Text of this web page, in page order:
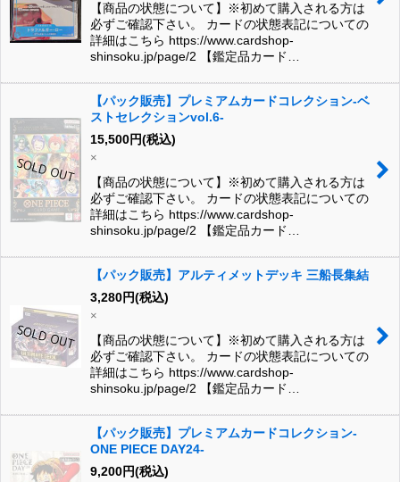
【商品の状態について】※初めて購入される方は
必ずご確認下さい。 カードの状態表記についての
詳細はこちら https://www.cardshop-
shinsoku.jp/page/2 【鑑定品カード…
【パック販売】プレミアムカードコレクション-ベ
ストセレクションvol.6-
15,500円(税込)
×
【商品の状態について】※初めて購入される方は
必ずご確認下さい。 カードの状態表記についての
詳細はこちら https://www.cardshop-
shinsoku.jp/page/2 【鑑定品カード…
【パック販売】アルティメットデッキ 三船長集結
3,280円(税込)
×
【商品の状態について】※初めて購入される方は
必ずご確認下さい。 カードの状態表記についての
詳細はこちら https://www.cardshop-
shinsoku.jp/page/2 【鑑定品カード…
【パック販売】プレミアムカードコレクション-
ONE PIECE DAY24-
9,200円(税込)